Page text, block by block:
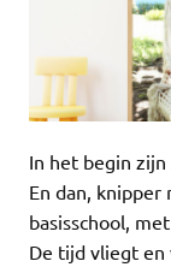
In het begin zijn
En dan, knipper
basisschool,
De tijd vliegt en